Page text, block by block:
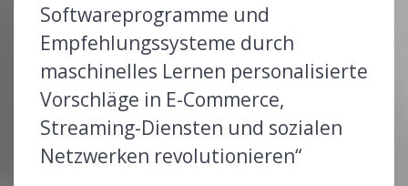
Softwareprogramme und
Empfehlungssysteme durch
maschinelles Lernen personalisierte
Vorschläge in E-Commerce,
Streaming-Diensten und sozialen
Netzwerken revolutionieren“